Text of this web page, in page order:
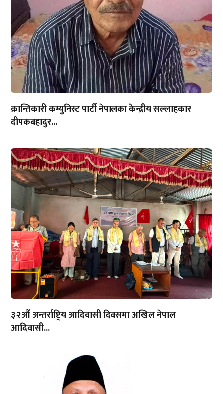
क्रान्तिकारी कम्युनिस्ट पार्टी नेपालका केन्द्रीय सल्लाहकार
दीपकबहादुर...
३२औं अन्तर्राष्ट्रिय आदिवासी दिवसमा अखिल नेपाल
आदिवासी...